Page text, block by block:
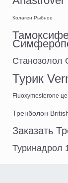
Колаген Рыбное
Станозолол
Турик
Fluoxymesterone
Тренболон
Заказать
Туринадрол